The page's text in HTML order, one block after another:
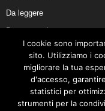
Da leggere
Da non perdere
Da conoscere
Da preservare
Da vivere
Cookie Policy
I cookie sono
sito. Utilizziamo i
migliorare la tua
d'accesso,
statistici per
strumenti per la